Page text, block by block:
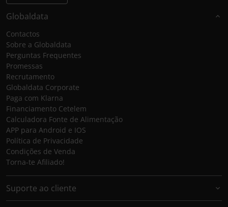
Globaldata
Contactos
Sobre a Globaldata
Perguntas Frequentes
Promessas
Recrutamento
Globaldata Corporate
Paga com Klarna
Financiamento Cetelem
Calculadora Fonte de Alimentação
APP para Android e IOS
Política de Privacidade
Condições de Venda
Torna-te Afiliado!
Suporte ao cliente